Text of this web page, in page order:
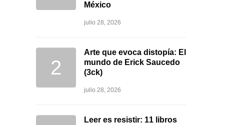
México
julio 28, 2026
Arte que evoca distopía: El
mundo de Erick Saucedo
(3ck)
julio 28, 2026
Leer es resistir: 11 libros